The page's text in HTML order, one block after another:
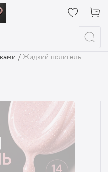
/ Жидкий полигель